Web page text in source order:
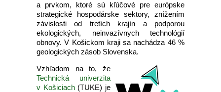
a prvkom, ktoré sú kľúčové pre európske
strategické hospodárske sektory, znížením
závislosti od tretích krajín a podporou
ekologických, neinvazívnych technológií
obnovy. V Košickom kraji sa nachádza 46 %
geologických zásob Slovenska.
Vzhľadom na to, že
Technická univerzita
v Košiciach(TUKE) je